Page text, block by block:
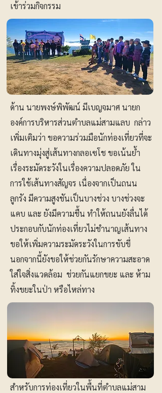
เข้าร่วมกิจกรรม
ด้าน นายพงษ์พิพัฒน์ มีเบญจมาศ นายก
องค์การบริหารส่วนตำบลแม่สามแลบ กล่าว
เพิ่มเติมว่า ขอความร่วมมือนักท่องเที่ยวที่จะ
เดินทางมุ่งสู่เส้นทางกลอเซโช ขอเน้นย้ำ
เรื่องระมัดระวังในเรื่องความปลอดภัย ใน
การใช้เส้นทางสัญจร เนื่องจากเป็นถนน
ลูกรัง มีความสูงชันเป็นบางช่วง บางช่วงจะ
แคบ และ ยังมีความชื้น ทำให้ถนนยังลื่นได้
ประกอบกับนักท่องเที่ยวไม่ชำนาญเส้นทาง
ขอให้เพิ่มความระมัดระวังในการขับขี่
นอกจากนี้ยังขอให้ช่วยกันรักษาความสะอาด
ใส่ใจสิ่งแวดล้อม ช่วยกันแยกขยะ และ ห้าม
ทิ้งขยะในป่า หรือไหล่ทาง
สำหรับการท่องเที่ยวในพื้นที่ตำบลแม่สาม